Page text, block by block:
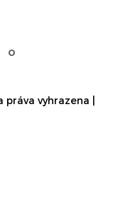
O
vyhrazena |